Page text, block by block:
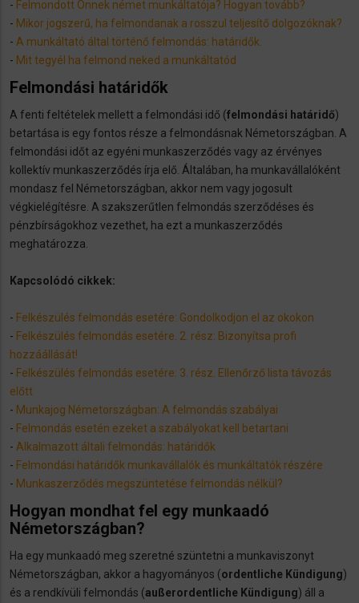
- Felmondott Önnek német munkáltatója? Hogyan tovább?
- Mikor jogszerű, ha felmondanak a rosszul teljesítő dolgozóknak?
- A munkáltató által történő felmondás: határidők.
- Mit tegyél ha felmond neked a munkáltatód
Felmondási határidők
A fenti feltételek mellett a felmondási idő (felmondási határidő)
betartása is egy fontos része a felmondásnak Németországban. A
felmondási időt az egyéni munkaszerződés vagy az érvényes
kollektív munkaszerződés írja elő. Általában, ha munkavállalóként
mondasz fel Németországban, akkor nem vagy jogosult
végkielégítésre. A szakszerűtlen felmondás szerződéses és
pénzbírságokhoz vezethet, ha ezt a munkaszerződés
meghatározza.
Kapcsolódó cikkek:
- Felkészülés felmondás esetére: Gondolkodjon el az okokon
- Felkészülés felmondás esetére. 2. rész: Bizonyítsa profi
hozzáállását!
- Felkészülés felmondás esetére: 3. rész. Ellenőrző lista távozás
előtt
- Munkajog Németországban: A felmondás szabályai
- Felmondás esetén ezeket a szabályokat kell betartani
- Alkalmazott általi felmondás: határidők
- Felmondási határidők munkavállalók és munkáltatók részére
- Munkaszerződés megszüntetése felmondás nélkül?
Hogyan mondhat fel egy munkaadó
Németországban?
Ha egy munkaadó meg szeretné szüntetni a munkaviszonyt
Németországban, akkor a hagyományos (ordentliche Kündigung)
és a rendkívüli felmondás (außerordentliche Kündigung) áll a